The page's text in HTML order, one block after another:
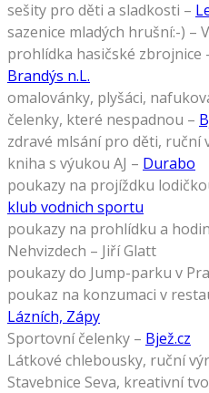
sešity pro děti a sladkosti –
sazenice mladých hrušní:-) –
prohlídka hasičské zbrojnice
Brandýs n.L.
omalovánky, plyšáci,
čelenky, které nespadnou –
zdravé mlsání pro děti, ruční
kniha s výukou AJ – Durabo
poukazy na projíždku
klub vodnich sportu
poukazy na prohlídku a
Nehvizdech – Jiří Glatt
poukazy do Jump-parku v
poukaz na konzumaci v
Lázních, Zápy
Sportovní čelenky – Bjež.cz
Látkové chlebousky, ruční
Stavebnice Seva, kreativní